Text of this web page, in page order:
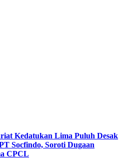
Kedatukan Lima Puluh Desak
Socfindo, Soroti Dugaan
CPCL